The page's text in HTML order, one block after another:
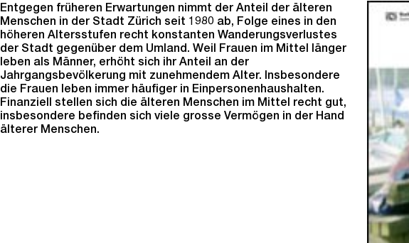
Entgegen früheren Erwartungen nimmt der Anteil der älteren
Menschen in der Stadt Zürich seit 1980 ab, Folge eines in den
höheren Altersstufen recht konstanten Wanderungsverlustes
der Stadt gegenüber dem Umland. Weil Frauen im Mittel länger
leben als Männer, erhöht sich ihr Anteil an der
Jahrgangsbevölkerung mit zunehmendem Alter. Insbesondere
die Frauen leben immer häufiger in Einpersonenhaushalten.
Finanziell stellen sich die älteren Menschen im Mittel recht gut,
insbesondere befinden sich viele grosse Vermögen in der Hand
älterer Menschen.